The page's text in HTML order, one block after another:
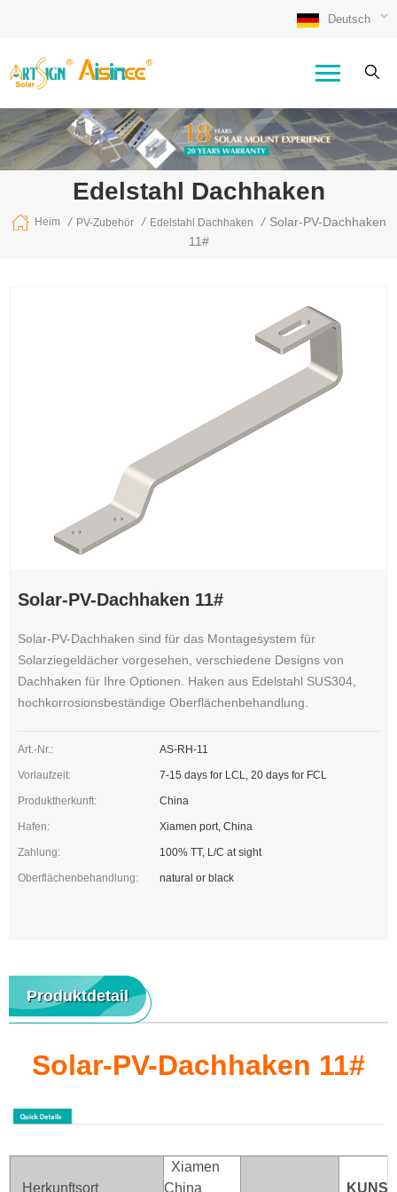
Deutsch
Edelstahl Dachhaken
Heim / PV-Zubehör / Edelstahl Dachhaken / Solar-PV-Dachhaken
11#
Solar-PV-Dachhaken 11#
Solar-PV-Dachhaken sind für das Montagesystem für
Solarziegeldächer vorgesehen, verschiedene Designs von
Dachhaken für Ihre Optionen. Haken aus Edelstahl SUS304,
hochkorrosionsbeständige Oberflächenbehandlung.
Art.-Nr.: AS-RH-11
Vorlaufzeit: 7-15 days for LCL, 20 days for FCL
Produktherkunft: China
Hafen: Xiamen port, China
Zahlung: 100% TT, L/C at sight
Oberflächenbehandlung: natural or black
Produktdetail
Solar-PV-Dachhaken 11#
Herkunftsort
Xiamen
China